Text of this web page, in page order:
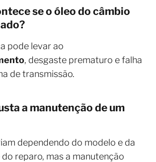
se o óleo do câmbio
pode levar ao
, desgaste prematuro e falha
de transmissão.
a manutenção de um
dependendo do modelo e da
reparo, mas a manutenção